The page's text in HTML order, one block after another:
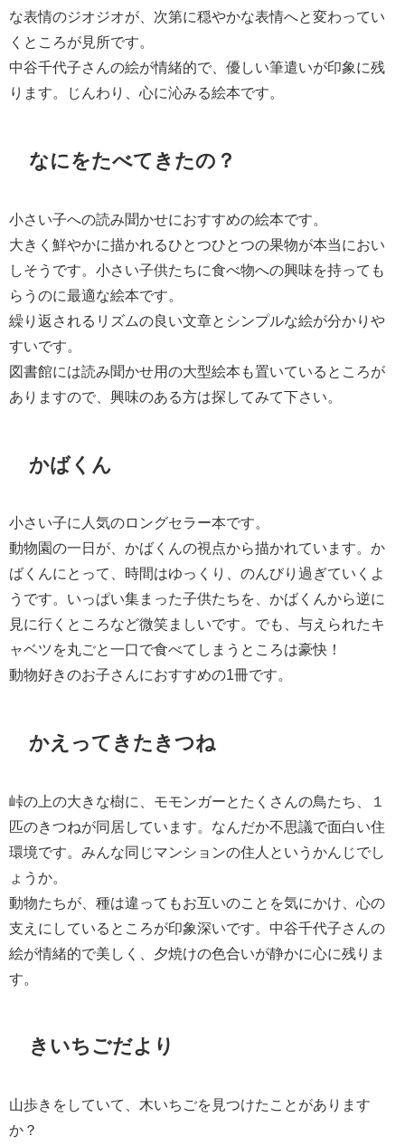
な表情のジオジオが、次第に穏やかな表情へと変わってい
くところが見所です。
中谷千代子さんの絵が情緒的で、優しい筆遣いが印象に残
ります。じんわり、心に沁みる絵本です。
なにをたべてきたの？
小さい子への読み聞かせにおすすめの絵本です。
大きく鮮やかに描かれるひとつひとつの果物が本当におい
しそうです。小さい子供たちに食べ物への興味を持っても
らうのに最適な絵本です。
繰り返されるリズムの良い文章とシンプルな絵が分かりや
すいです。
図書館には読み聞かせ用の大型絵本も置いているところが
ありますので、興味のある方は探してみて下さい。
かばくん
小さい子に人気のロングセラー本です。
動物園の一日が、かばくんの視点から描かれています。か
ばくんにとって、時間はゆっくり、のんびり過ぎていくよ
うです。いっぱい集まった子供たちを、かばくんから逆に
見に行くところなど微笑ましいです。でも、与えられたキ
ャベツを丸ごと一口で食べてしまうところは豪快！
動物好きのお子さんにおすすめの1冊です。
かえってきたきつね
峠の上の大きな樹に、モモンガーとたくさんの鳥たち、１
匹のきつねが同居しています。なんだか不思議で面白い住
環境です。みんな同じマンションの住人というかんじでし
ょうか。
動物たちが、種は違ってもお互いのことを気にかけ、心の
支えにしているところが印象深いです。中谷千代子さんの
絵が情緒的で美しく、夕焼けの色合いが静かに心に残りま
す。
きいちごだより
山歩きをしていて、木いちごを見つけたことがあります
か？